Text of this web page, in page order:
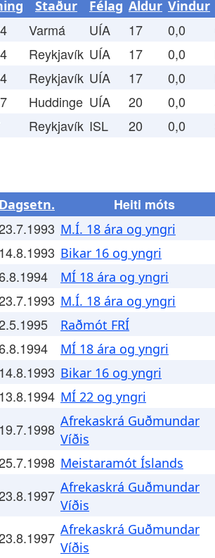
Staður Félag Aldur Vindur
Varmá UÍA 17 0,0
Reykjavík UÍA 17 0,0
Reykjavík UÍA 17 0,0
Huddinge UÍA 20 0,0
Reykjavík ISL 20 0,0
Dagsetn. Heiti móts
M.Í. 18 ára og yngri
14.8.1993 Bikar 16 og yngri
MÍ 18 ára og yngri
M.Í. 18 ára og yngri
Raðmót FRÍ
MÍ 18 ára og yngri
14.8.1993 Bikar 16 og yngri
13.8.1994 MÍ 22 og yngri
19.7.1998 Afrekaskrá Guðmundar
Víðis
Meistaramót Íslands
Afrekaskrá Guðmundar
Víðis
Afrekaskrá Guðmundar
Víðis